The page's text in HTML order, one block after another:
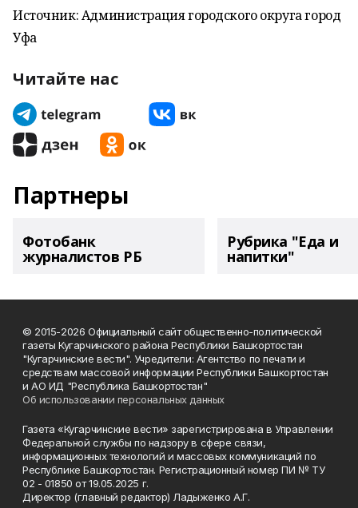
Источник: Администрация городского округа город
Уфа
Читайте нас
Партнеры
Фотобанк
журналистов РБ
Рубрика "Еда и
напитки"
© 2015-2026 Официальный сайт общественно-политической
газеты Кугарчинского района Республики Башкортостан
"Кугарчинские вести". Учредители: Агентство по печати и
средствам массовой информации Республики Башкортостан
и АО ИД "Республика Башкортостан"
Об использовании персональных данных
Газета «Кугарчинские вести» зарегистрирована в Управлении
Федеральной службы по надзору в сфере связи,
информационных технологий и массовых коммуникаций по
Республике Башкортостан. Регистрационный номер ПИ № ТУ
02 - 01850 от 19.05.2025 г.
Директор (главный редактор) Ладыженко А.Г.